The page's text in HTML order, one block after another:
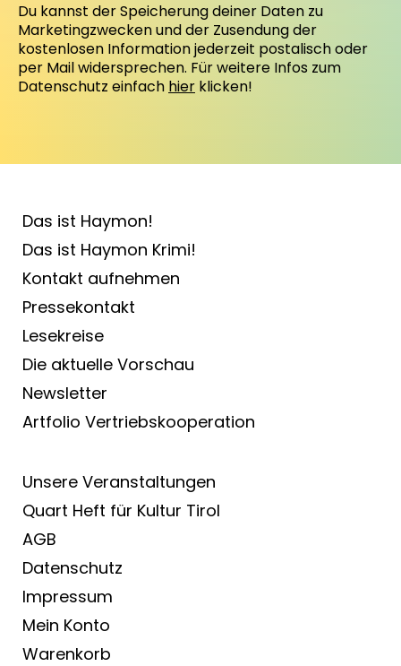
Du kannst der Speicherung deiner Daten zu
Marketingzwecken und der Zusendung der
kostenlosen Information jederzeit postalisch oder
per Mail widersprechen. Für weitere Infos zum
Datenschutz einfach hier klicken!
Das ist Haymon!
Das ist Haymon Krimi!
Kontakt aufnehmen
Pressekontakt
Lesekreise
Die aktuelle Vorschau
Newsletter
Artfolio Vertriebs­kooperation
Unsere Veranstaltungen
Quart Heft für Kultur Tirol
AGB
Datenschutz
Impressum
Mein Konto
Warenkorb